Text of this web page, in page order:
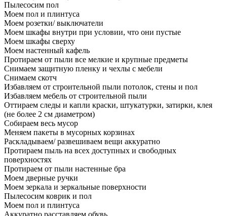
Пылесосим пол
Моем пол и плинтуса
Моем розетки/ выключатели
Моем шкафы внутри при условии, что они пустые
Моем шкафы сверху
Моем настенный кафель
Протираем от пыли все мелкие и крупные предметы
Снимаем защитную пленку и чехлы с мебели
Снимаем скотч
Избавляем от строительной пыли потолок, стены и пол
Избавляем мебель от строительной пыли
Оттираем следы и капли краски, штукатурки, затирки, клея
(не более 2 см диаметром)
Собираем весь мусор
Меняем пакеты в мусорных корзинах
Раскладываем/ развешиваем вещи аккуратно
Протираем пыль на всех доступных и свободных
поверхностях
Протираем от пыли настенные бра
Моем дверные ручки
Моем зеркала и зеркальные поверхности
Пылесосим коврик и пол
Моем пол и плинтуса
Аккуратно расставляем обувь